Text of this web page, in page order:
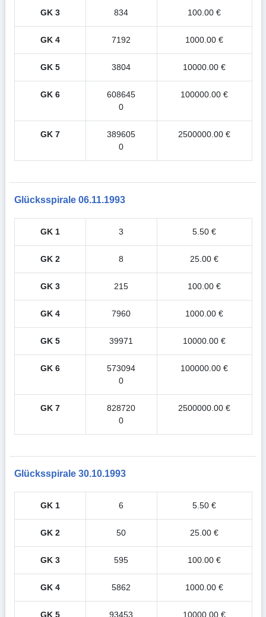
GK 3 834 100.00 €
GK 4 7192 1000.00 €
GK 5 3804 10000.00 €
GK 6
608645
0
100000.00 €
GK 7
389605
0
2500000.00 €
Glücksspirale 06.11.1993
GK 1 3 5.50 €
GK 2 8 25.00 €
GK 3 215 100.00 €
GK 4 7960 1000.00 €
GK 5 39971 10000.00 €
GK 6
573094
0
100000.00 €
GK 7
828720
0
2500000.00 €
Glücksspirale 30.10.1993
GK 1 6 5.50 €
GK 2 50 25.00 €
GK 3 595 100.00 €
GK 4 5862 1000.00 €
GK 5 93453 10000.00 €